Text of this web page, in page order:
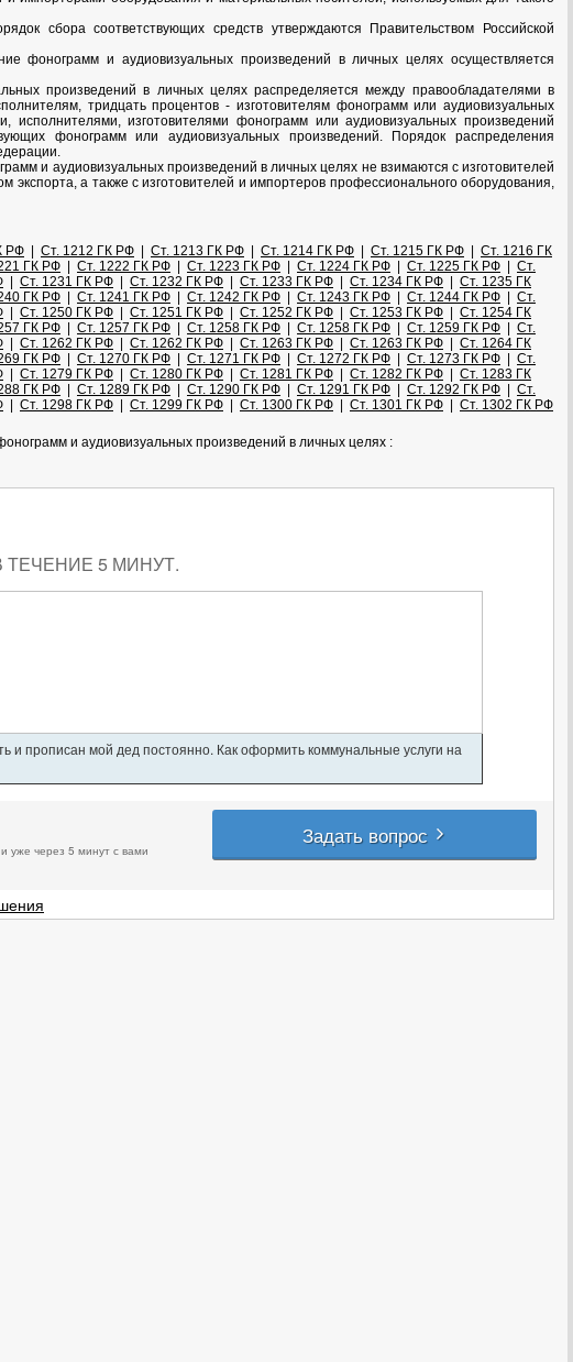
сбора соответствующих средств утверждаются Правительством Российской
фонограмм и аудиовизуальных произведений в личных целях осуществляется
произведений в личных целях распределяется между правообладателями в
тридцать процентов - изготовителям фонограмм или аудиовизуальных
изготовителями фонограмм или аудиовизуальных произведений
фонограмм или аудиовизуальных произведений. Порядок распределения
и аудиовизуальных произведений в личных целях не взимаются с изготовителей
а также с изготовителей и импортеров профессионального оборудования,
РФ Ст. 1212 ГК РФ Ст. 1213 ГК РФ Ст. 1214 ГК РФ Ст. 1215 ГК РФ
Ст. 1216 ГК
ГК РФ Ст. 1222 ГК РФ Ст. 1223 ГК РФ Ст. 1224 ГК РФ Ст. 1225 ГК РФ
Ст.
Ст. 1231 ГК РФ Ст. 1232 ГК РФ Ст. 1233 ГК РФ Ст. 1234 ГК РФ
Ст. 1235 ГК
ГК РФ Ст. 1241 ГК РФ Ст. 1242 ГК РФ Ст. 1243 ГК РФ Ст. 1244 ГК РФ
Ст.
Ст. 1250 ГК РФ Ст. 1251 ГК РФ Ст. 1252 ГК РФ Ст. 1253 ГК РФ
Ст. 1254 ГК
ГК РФ Ст. 1257 ГК РФ Ст. 1258 ГК РФ Ст. 1258 ГК РФ Ст. 1259 ГК РФ
Ст.
Ст. 1262 ГК РФ Ст. 1262 ГК РФ Ст. 1263 ГК РФ Ст. 1263 ГК РФ
Ст. 1264 ГК
ГК РФ Ст. 1270 ГК РФ Ст. 1271 ГК РФ Ст. 1272 ГК РФ Ст. 1273 ГК РФ
Ст.
Ст. 1279 ГК РФ Ст. 1280 ГК РФ Ст. 1281 ГК РФ Ст. 1282 ГК РФ
Ст. 1283 ГК
ГК РФ Ст. 1289 ГК РФ Ст. 1290 ГК РФ Ст. 1291 ГК РФ Ст. 1292 ГК РФ
Ст.
Ст. 1298 ГК РФ Ст. 1299 ГК РФ Ст. 1300 ГК РФ Ст. 1301 ГК РФ Ст. 1302 ГК РФ
и аудиовизуальных произведений в личных целях :
5 МИНУТ.
прописан мой дед постоянно. Как оформить коммунальные услуги на
уже через 5 минут с вами
Задать вопрос